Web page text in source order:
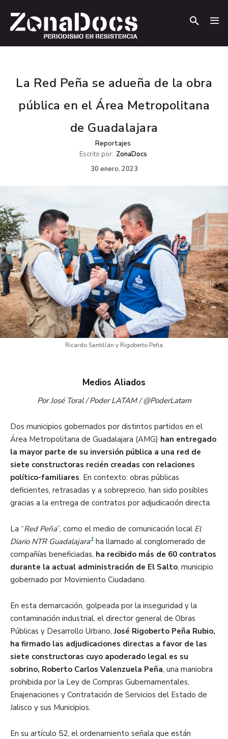
La Red Peña se adueña de la obra
pública en el Área Metropolitana
de Guadalajara
Reportajes
Escrito por: ZonaDocs
30 enero, 2023
Ricardo Santillán y Rigoberto Peña
Medios Aliados
Por José Toral / Poder LATAM / @PoderLatam
Dos municipios gobernados por distintos partidos en el
Área Metropolitana de Guadalajara (AMG) han entregado
la mayor parte de su inversión pública a una red de
siete constructoras recién creadas con relaciones
político-familiares. En contexto: obras públicas
deficientes, retrasadas y a sobreprecio, han sido posibles
gracias a la entrega de contratos por adjudicación directa.
La “Red Peña”, como el medio de comunicación local El
Diario NTR Guadalajara1 ha llamado al conglomerado de
compañías beneficiadas, ha recibido más de 60 contratos
durante la actual administración de El Salto, municipio
gobernado por Movimiento Ciudadano.
En esta demarcación, golpeada por la inseguridad y la
contaminación industrial, el director general de Obras
Públicas y Desarrollo Urbano,José Rigoberto Peña Rubio,
ha firmado las adjudicaciones directas a favor de las
siete constructoras cuyo apoderado legal es su
sobrino, Roberto Carlos Valenzuela Peña, una maniobra
prohibida por la Ley de Compras Gubernamentales,
Enajenaciones y Contratación de Servicios del Estado de
Jalisco y sus Municipios.
En su artículo 52, el ordenamiento señala que están